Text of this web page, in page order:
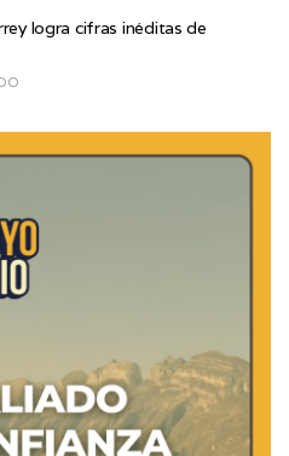
logra cifras inéditas de